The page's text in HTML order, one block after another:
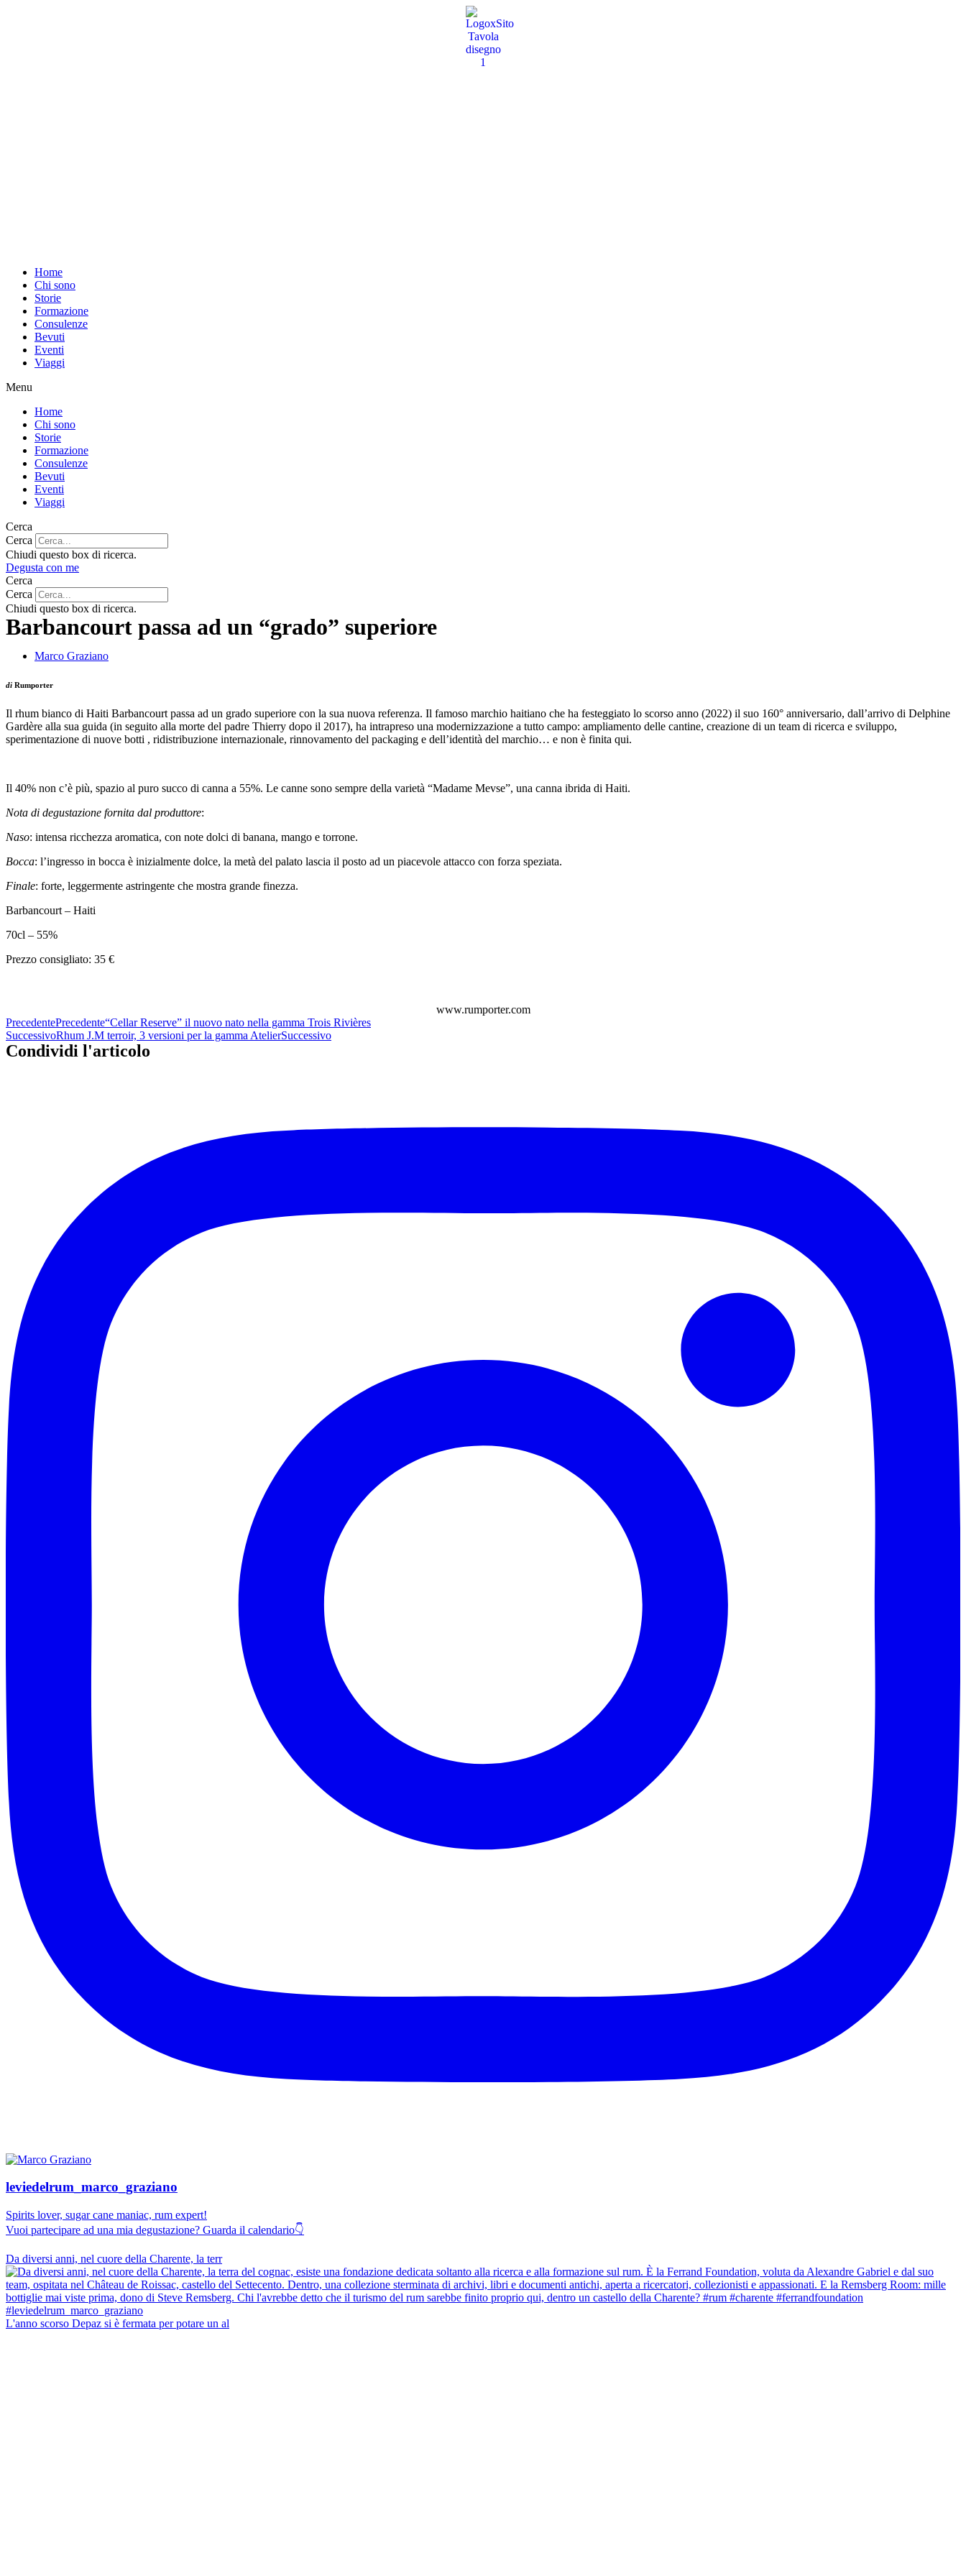
Home
Chi sono
Storie
Formazione
Consulenze
Bevuti
Eventi
Viaggi
Menu
Home
Chi sono
Storie
Formazione
Consulenze
Bevuti
Eventi
Viaggi
Cerca
Cerca
Chiudi questo box di ricerca.
Degusta con me
Cerca
Cerca
Chiudi questo box di ricerca.
Barbancourt passa ad un “grado” superiore
Marco Graziano
di Rumporter
Il rhum bianco di Haiti Barbancourt passa ad un grado superiore con la sua nuova referenza. Il famoso marchio haitiano che ha festeggiato lo scorso anno (2022) il suo 160° anniversario, dall’arrivo di Delphine
Gardère alla sua guida (in seguito alla morte del padre Thierry dopo il 2017), ha intrapreso una modernizzazione a tutto campo: ampliamento delle cantine, creazione di un team di ricerca e sviluppo,
sperimentazione di nuove botti , ridistribuzione internazionale, rinnovamento del packaging e dell’identità del marchio… e non è finita qui.
Il 40% non c’è più, spazio al puro succo di canna a 55%. Le canne sono sempre della varietà “Madame Mevse”, una canna ibrida di Haiti.
Nota di degustazione fornita dal produttore:
Naso: intensa ricchezza aromatica, con note dolci di banana, mango e torrone.
Bocca: l’ingresso in bocca è inizialmente dolce, la metà del palato lascia il posto ad un piacevole attacco con forza speziata.
Finale: forte, leggermente astringente che mostra grande finezza.
Barbancourt – Haiti
70cl – 55%
Prezzo consigliato: 35 €
www.rumporter.com
PrecedentePrecedente“Cellar Reserve” il nuovo nato nella gamma Trois Rivières
SuccessivoRhum J.M terroir, 3 versioni per la gamma AtelierSuccessivo
Condividi l'articolo
leviedelrum_marco_graziano
Spirits lover, sugar cane maniac, rum expert!
Vuoi partecipare ad una mia degustazione? Guarda il calendario👇
Da diversi anni, nel cuore della Charente, la terr
L'anno scorso Depaz si è fermata per potare un al